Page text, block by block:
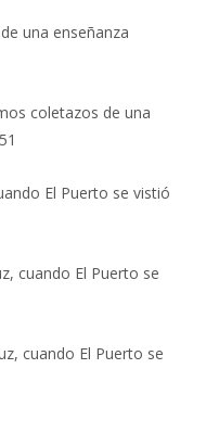
una enseñanza
coletazos de una
El Puerto se vistió
cuando El Puerto se
cuando El Puerto se